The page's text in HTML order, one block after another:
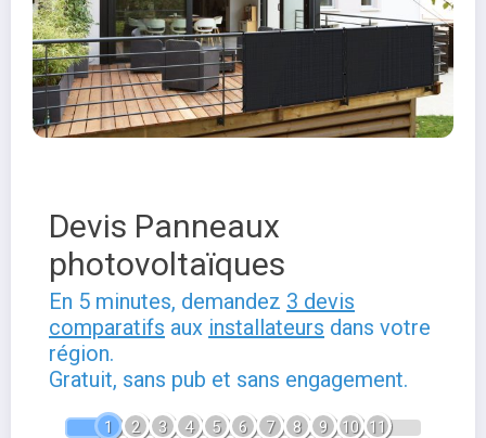
Devis Panneaux
photovoltaïques
En 5 minutes, demandez 3 devis
comparatifs aux installateurs dans votre
région.
Gratuit, sans pub et sans engagement.
1 2 3 4 5 6 7 8 9 10 11